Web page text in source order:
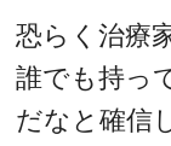
恐らく治療
誰でも持っ
だなと確信